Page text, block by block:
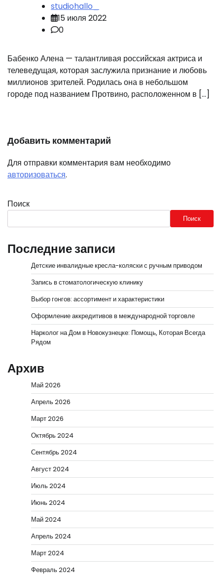
studiohallo_
15 июля 2022
0
Бабенко Алена — талантливая российская актриса и
телеведущая, которая заслужила признание и любовь
миллионов зрителей. Родилась она в небольшом
городе под названием Протвино, расположенном в […]
Добавить комментарий
Для отправки комментария вам необходимо
авторизоваться.
Поиск
Поиск
Последние записи
Детские инвалидные кресла-коляски с ручным приводом
Запись в стоматологическую клинику
Выбор гонгов: ассортимент и характеристики
Оформление аккредитивов в международной торговле
Нарколог на Дом в Новокузнецке: Помощь, Которая Всегда
Рядом
Архив
Май 2026
Апрель 2026
Март 2026
Октябрь 2024
Сентябрь 2024
Август 2024
Июль 2024
Июнь 2024
Май 2024
Апрель 2024
Март 2024
Февраль 2024